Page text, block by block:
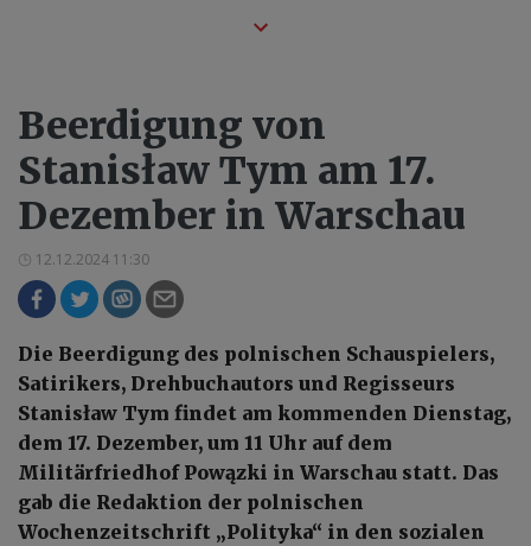
Beerdigung von
Stanisław Tym am 17.
Dezember in Warschau
12.12.2024 11:30
Die Beerdigung des polnischen Schauspielers,
Satirikers, Drehbuchautors und Regisseurs
Stanisław Tym findet am kommenden Dienstag,
dem 17. Dezember, um 11 Uhr auf dem
Militärfriedhof Powązki in Warschau statt. Das
gab die Redaktion der polnischen
Wochenzeitschrift „Polityka“ in den sozialen